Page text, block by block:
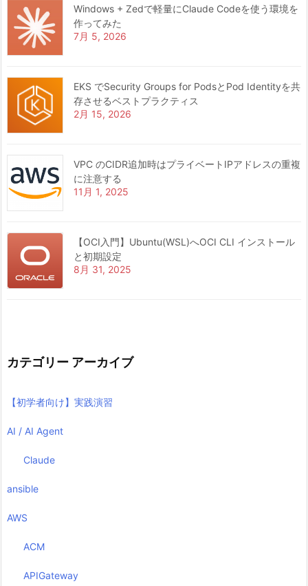
Windows + Zedで軽量にClaude Codeを使う環境を
作ってみた
7月 5, 2026
EKS でSecurity Groups for PodsとPod Identityを共
存させるベストプラクティス
2月 15, 2026
VPC のCIDR追加時はプライベートIPアドレスの重複
に注意する
11月 1, 2025
【OCI入門】Ubuntu(WSL)へOCI CLI インストール
と初期設定
8月 31, 2025
カテゴリー アーカイブ
【初学者向け】実践演習
AI / AI Agent
Claude
ansible
AWS
ACM
APIGateway